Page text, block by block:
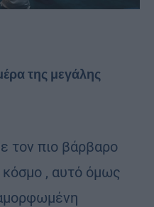
της μεγάλης
τον πιο βάρβαρο
κόσμο , αυτό όμως